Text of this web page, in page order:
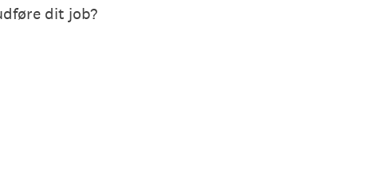
dit job?